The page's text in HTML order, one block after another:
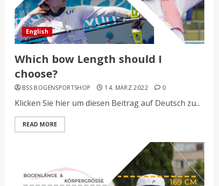
English
Which bow Length should I
choose?
BSS BOGENSPORTSHOP 14. MÄRZ 2022 0
Klicken Sie hier um diesen Beitrag auf Deutsch zu...
READ MORE